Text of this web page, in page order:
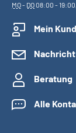
MO- DO08:00 - 19:00,
Mein
Beratung
Alle